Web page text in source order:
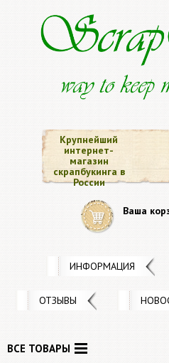
Крупнейший
интернет-
магазин
скрапбукинга в
России
Ваша
ИНФОРМАЦИЯ
ОТЗЫВЫ
ВСЕ ТОВАРЫ